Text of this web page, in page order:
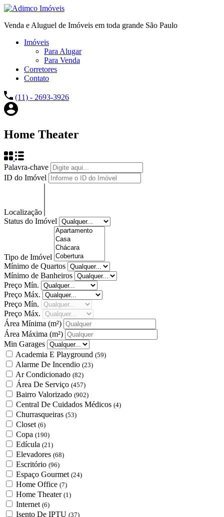
Venda e Aluguel de Imóveis em toda grande São Paulo
Imóveis
Para Alugar
Para Venda
Corretores
Contato
(11) - 2693-3926
Home Theater
Palavra-chave
ID do Imóvel
Localização
Status do Imóvel
Tipo de Imóvel
Mínimo de Quartos
Mínimo de Banheiros
Preço Mín.
Preço Máx.
Preço Mín.
Preço Máx.
Área Mínima (m²)
Área Máxima (m²)
Min Garages
Academia E Playground (59)
Alarme De Incendio (23)
Ar Condicionado (82)
Área De Serviço (457)
Bairro Valorizado (902)
Central De Cuidados Médicos (4)
Churrasqueiras (53)
Closet (6)
Copa (190)
Edícula (21)
Elevadores (68)
Escritório (96)
Espaço Gourmet (24)
Home Office (7)
Home Theater (1)
Internet (6)
Isento De IPTU (37)